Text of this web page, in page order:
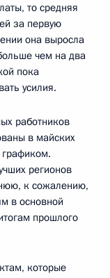
то средняя
за первую
она выросла
чем на два
пока
усилия.
работников
в майских
графиком.
регионов
к сожалению,
в основной
прошлого
которые